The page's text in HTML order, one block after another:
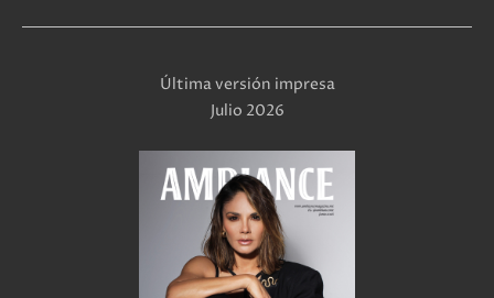
Última versión impresa
Julio 2026